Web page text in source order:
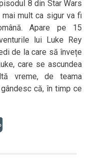
8 din Star Wars
mult ca sigur va fi
Apare pe 15
lui Luke Rey
de la care să învețe
care se ascundea
vreme, de teama
că, în timp ce